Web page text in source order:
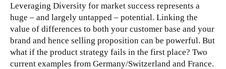
Leveraging Diversity for market success represents a
huge – and largely untapped – potential. Linking the
value of differences to both your customer base and your
brand and hence selling proposition can be powerful. But
what if the product strategy fails in the first place? Two
current examples from Germany/Switzerland and France.